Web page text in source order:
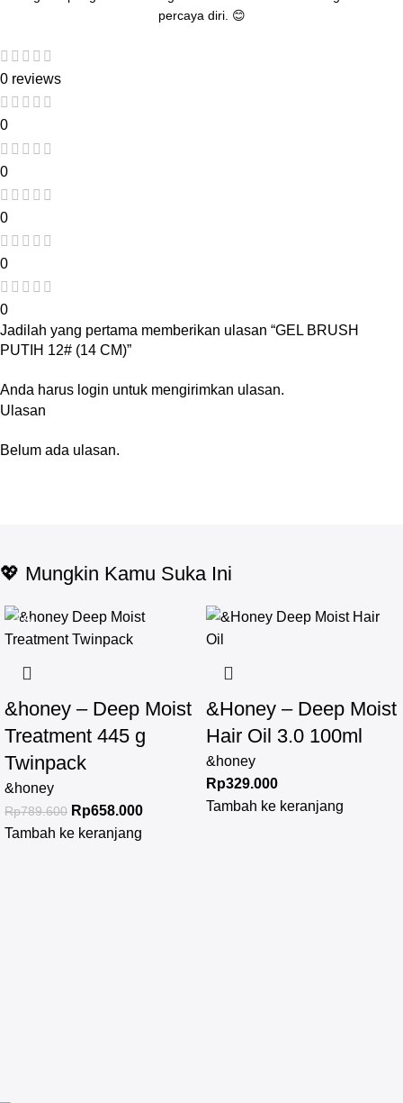
percaya diri. 😊
0 reviews
0
0
0
0
0
Ulasan
Belum ada ulasan.
Jadilah yang pertama memberikan ulasan “GEL BRUSH
PUTIH 12# (14 CM)”
Anda harus login untuk mengirimkan ulasan.
💖 Mungkin Kamu Suka Ini
-17%
&honey – Deep Moist
Treatment 445 g
Twinpack
&honey
Rp789.600 Rp658.000
Tambah ke keranjang
&Honey – Deep Moist
Hair Oil 3.0 100ml
&honey
Rp329.000
Tambah ke keranjang